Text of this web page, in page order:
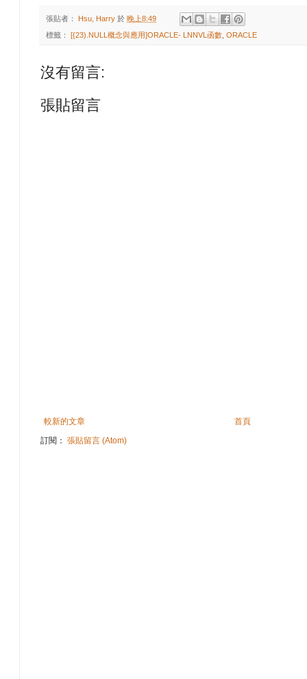
張貼者： Hsu, Harry 於 晚上8:49
標籤： [{23).NULL概念與應用]ORACLE- LNNVL函數, ORACLE
沒有留言:
張貼留言
較新的文章
首頁
訂閱： 張貼留言 (Atom)